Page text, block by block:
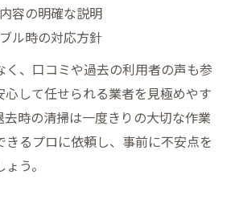
容の明確な説明
ル時の対応方針
く、口コミや過去の利用者の声も参
して任せられる業者を見極めやす
去時の清掃は一度きりの大切な作業
きるプロに依頼し、事前に不安点を
う。